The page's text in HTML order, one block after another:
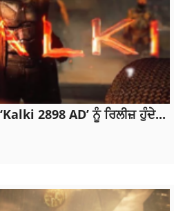
2898 AD’ ਨੂੰ ਰਿਲੀਜ਼ ਹੁੰਦੇ...